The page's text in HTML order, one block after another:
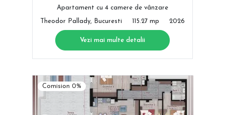
Apartament cu 4 camere de vânzare
Theodor Pallady, Bucuresti 115.27 mp 2026
Vezi mai multe detalii
Comision 0%